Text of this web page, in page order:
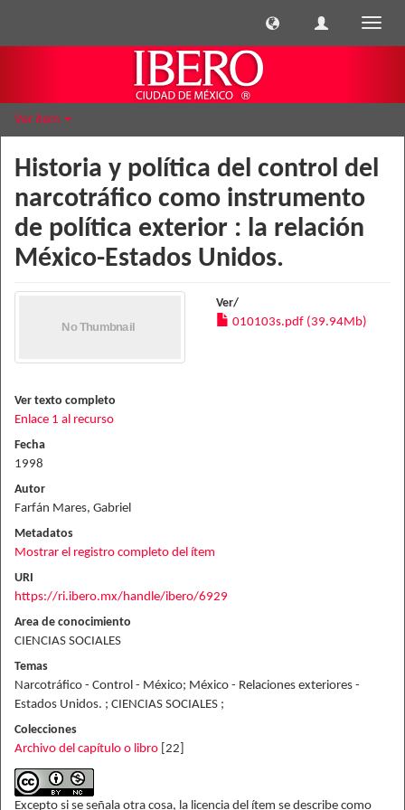
Ver ítem
Historia y política del control del
narcotráfico como instrumento
de política exterior : la relación
México-Estados Unidos.
Ver/
010103s.pdf (39.94Mb)
Ver texto completo
Enlace 1 al recurso
Fecha
1998
Autor
Farfán Mares, Gabriel
Metadatos
Mostrar el registro completo del ítem
URI
https://ri.ibero.mx/handle/ibero/6929
Area de conocimiento
CIENCIAS SOCIALES
Temas
Narcotráfico - Control - México; México - Relaciones exteriores -
Estados Unidos. ; CIENCIAS SOCIALES ;
Colecciones
Archivo del capítulo o libro [22]
Excepto si se señala otra cosa, la licencia del ítem se describe como